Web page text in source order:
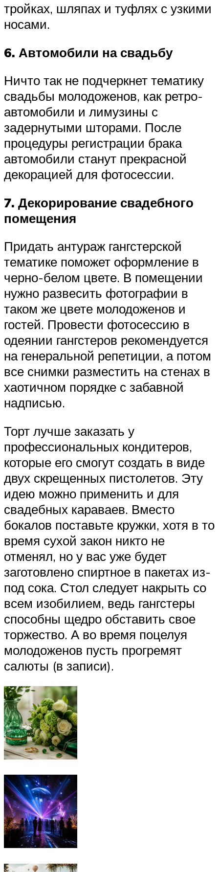
тройках, шляпах и туфлях с узкими
носами.
6. Автомобили на свадьбу
Ничто так не подчеркнет тематику
свадьбы молодоженов, как ретро-
автомобили и лимузины с
задернутыми шторами. После
процедуры регистрации брака
автомобили станут прекрасной
декорацией для фотосессии.
7. Декорирование свадебного
помещения
Придать антураж гангстерской
тематике поможет оформление в
черно-белом цвете. В помещении
нужно развесить фотографии в
таком же цвете молодоженов и
гостей. Провести фотосессию в
одеянии гангстеров рекомендуется
на генеральной репетиции, а потом
все снимки разместить на стенах в
хаотичном порядке с забавной
надписью.
Торт лучше заказать у
профессиональных кондитеров,
которые его смогут создать в виде
двух скрещенных пистолетов. Эту
идею можно применить и для
свадебных караваев. Вместо
бокалов поставьте кружки, хотя в то
время сухой закон никто не
отменял, но у вас уже будет
заготовлено спиртное в пакетах из-
под сока. Стол следует накрыть со
всем изобилием, ведь гангстеры
способны щедро обставить свое
торжество. А во время поцелуя
молодоженов пусть прогремят
салюты (в записи).